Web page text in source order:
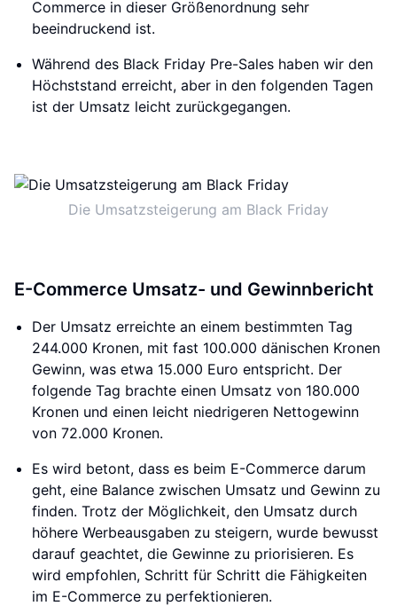
Commerce in dieser Größenordnung sehr
beeindruckend ist.
Während des Black Friday Pre-Sales haben wir den
Höchststand erreicht, aber in den folgenden Tagen
ist der Umsatz leicht zurückgegangen.
Die Umsatzsteigerung am Black Friday
E-Commerce Umsatz- und Gewinnbericht
Der Umsatz erreichte an einem bestimmten Tag
244.000 Kronen, mit fast 100.000 dänischen Kronen
Gewinn, was etwa 15.000 Euro entspricht. Der
folgende Tag brachte einen Umsatz von 180.000
Kronen und einen leicht niedrigeren Nettogewinn
von 72.000 Kronen.
Es wird betont, dass es beim E-Commerce darum
geht, eine Balance zwischen Umsatz und Gewinn zu
finden. Trotz der Möglichkeit, den Umsatz durch
höhere Werbeausgaben zu steigern, wurde bewusst
darauf geachtet, die Gewinne zu priorisieren. Es
wird empfohlen, Schritt für Schritt die Fähigkeiten
im E-Commerce zu perfektionieren.